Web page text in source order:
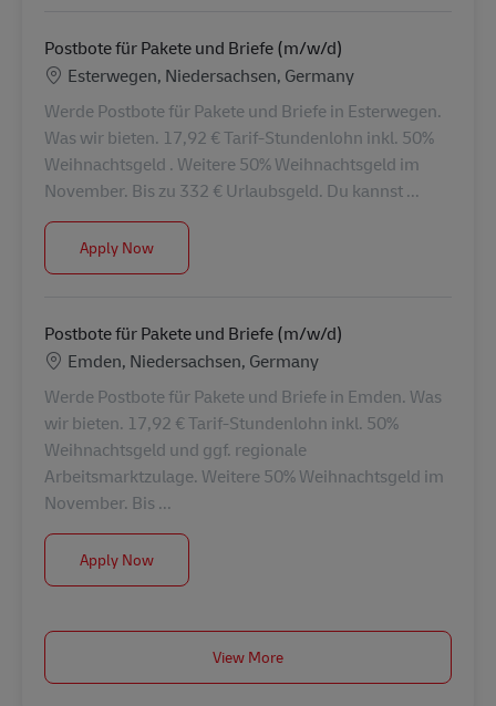
Postbote für Pakete und Briefe (m/w/d)
Location
Esterwegen, Niedersachsen, Germany
Werde Postbote für Pakete und Briefe in Esterwegen.
Was wir bieten. 17,92 € Tarif-Stundenlohn inkl. 50%
Weihnachtsgeld . Weitere 50% Weihnachtsgeld im
November. Bis zu 332 € Urlaubsgeld. Du kannst ...
Apply NowPostbote für Pakete und Briefe (m/w/d)
Postbote für Pakete und Briefe (m/w/d)
Location
Emden, Niedersachsen, Germany
Werde Postbote für Pakete und Briefe in Emden. Was
wir bieten. 17,92 € Tarif-Stundenlohn inkl. 50%
Weihnachtsgeld und ggf. regionale
Arbeitsmarktzulage. Weitere 50% Weihnachtsgeld im
November. Bis ...
Apply NowPostbote für Pakete und Briefe (m/w/d)
View More